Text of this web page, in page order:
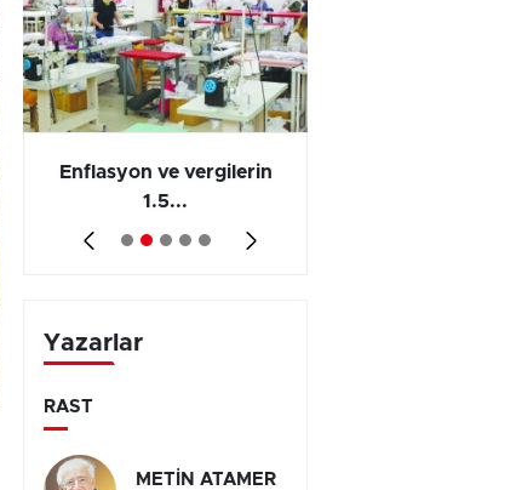
Enflasyon ve vergilerin
1.5...
Yazarlar
RAST
METİN ATAMER